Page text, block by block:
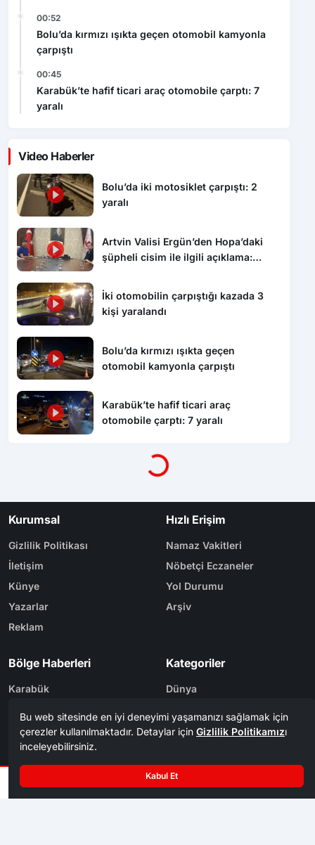
00:52
Bolu’da kırmızı ışıkta geçen otomobil kamyonla
çarpıştı
00:45
Karabük’te hafif ticari araç otomobile çarptı: 7
yaralı
Video Haberler
Bolu’da iki motosiklet çarpıştı: 2
yaralı
Artvin Valisi Ergün’den Hopa’daki
şüpheli cisim ile ilgili açıklama:
yeniden trafiğe açıldı”
İki otomobilin çarpıştığı kazada 3
kişi yaralandı
Bolu’da kırmızı ışıkta geçen
otomobil kamyonla çarpıştı
Karabük’te hafif ticari araç
otomobile çarptı: 7 yaralı
Yükleniyor...
Kurumsal
Gizlilik Politikası
İletişim
Künye
Yazarlar
Reklam
Hızlı Erişim
Namaz Vakitleri
Nöbetçi Eczaneler
Yol Durumu
Arşiv
Bölge Haberleri
Karabük
Kastamonu
Bolu
Zonguldak
Kategoriler
Dünya
Ekonomi
Spor